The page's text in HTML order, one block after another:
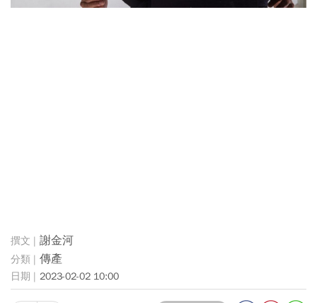
謝金河
傳產
2023-02-02 10:00